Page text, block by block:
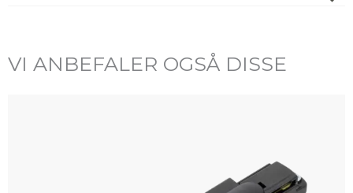
Lengde [mm]
30
VI ANBEFALER OGSÅ DISSE